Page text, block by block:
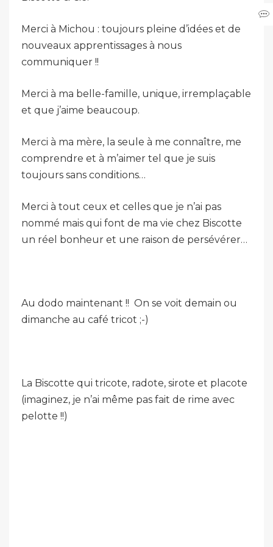
Merci à Michou : toujours pleine d’idées et de
nouveaux apprentissages à nous
communiquer !!
Merci à ma belle-famille, unique, irremplaçable
et que j’aime beaucoup.
Merci à ma mère, la seule à me connaître, me
comprendre et à m’aimer tel que je suis
toujours sans conditions…
Merci à tout ceux et celles que je n’ai pas
nommé mais qui font de ma vie chez Biscotte
un réel bonheur et une raison de persévérer…
Au dodo maintenant !! On se voit demain ou
dimanche au café tricot ;-)
La Biscotte qui tricote, radote, sirote et placote
(imaginez, je n’ai même pas fait de rime avec
pelotte !!)